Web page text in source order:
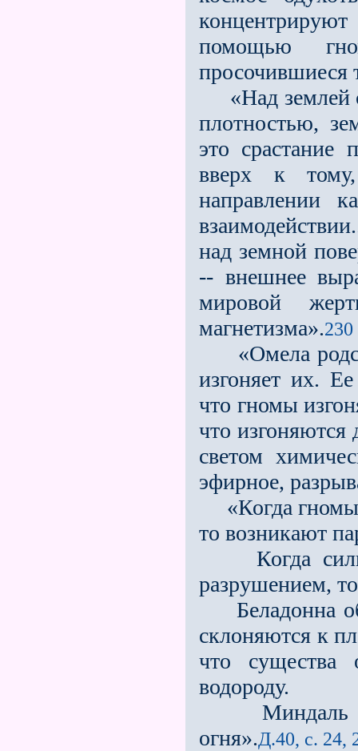
помощью
просочившиеся
«Над землей
плотностью,
это срастание
вверх к
направлении
над земной
-- внешнее
мировой
магнетизма».
«Омела
изгоняет их.
что гномы
что изгоняются
светом
эфирное,
«Когда гномы
то возникают
Когда
разрушением,
Беладонна
склоняются к
что существа
водороду.
Миндаль для
огня».Д.40, с. 24,